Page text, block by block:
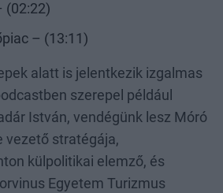
(02:22)
– (13:11)
alatt is jelentkezik izgalmas
szerepel például
István, vendégünk lesz Móró
vezető stratégája,
külpolitikai elemző, és
Egyetem Turizmus